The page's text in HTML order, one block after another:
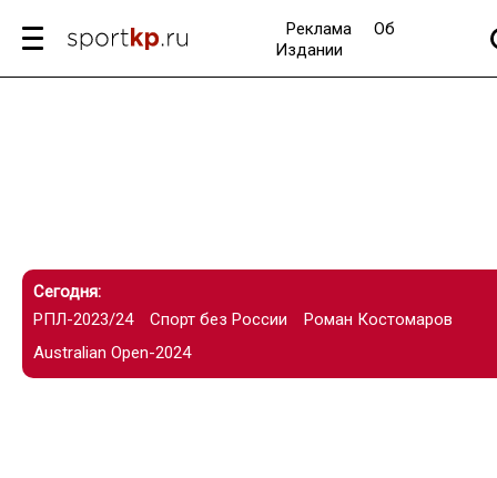
Реклама
Об
Издании
Сегодня:
РПЛ-2023/24
Спорт без России
Роман Костомаров
Australian Open-2024